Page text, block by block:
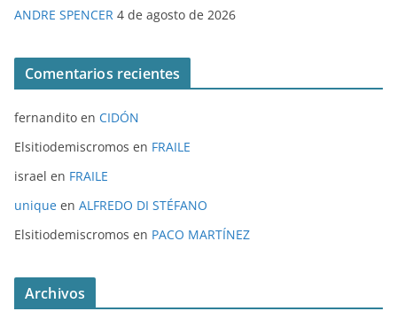
ANDRE SPENCER 4 de agosto de 2026
Comentarios recientes
fernandito en CIDÓN
Elsitiodemiscromos en FRAILE
israel en FRAILE
unique en ALFREDO DI STÉFANO
Elsitiodemiscromos en PACO MARTÍNEZ
Archivos